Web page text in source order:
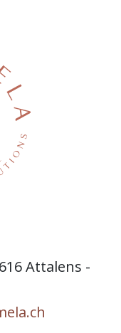
Attalens -